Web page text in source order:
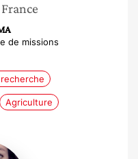
de missions
Agriculture